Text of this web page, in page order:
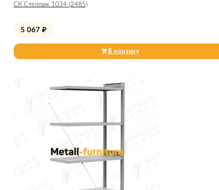
СК Стеллаж 1034 (2485)
5 067 ₽
В корзину